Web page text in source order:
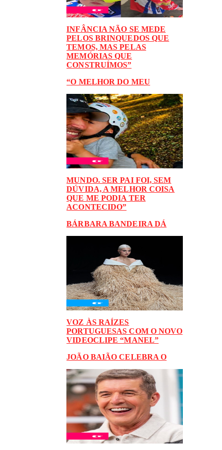
INFÂNCIA NÃO SE MEDE
PELOS BRINQUEDOS QUE
TEMOS, MAS PELAS
MEMÓRIAS QUE
CONSTRUÍMOS”
“O MELHOR DO MEU
MUNDO. SER PAI FOI, SEM
DÚVIDA, A MELHOR COISA
QUE ME PODIA TER
ACONTECIDO”
BÁRBARA BANDEIRA DÁ
VOZ ÀS RAÍZES
PORTUGUESAS COM O NOVO
VIDEOCLIPE “MANEL”
JOÃO BAIÃO CELEBRA O